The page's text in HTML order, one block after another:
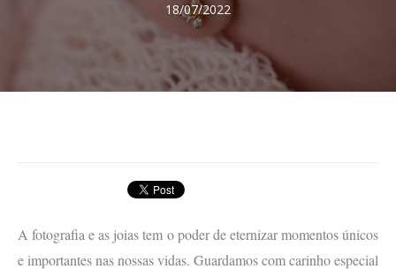
18/07/2022
A fotografia e as joias tem o poder de eternizar momentos únicos
e importantes nas nossas vidas. Guardamos com carinho especial